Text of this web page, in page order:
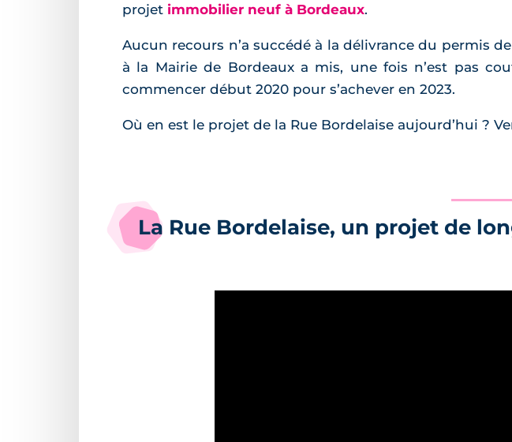
projet immobilier neuf à Bordeaux.
Aucun recours n’a succédé à la délivrance du permis
à la Mairie de Bordeaux a mis, une fois n’est pas
commencer début 2020 pour s’achever en 2023.
Où en est le projet de la Rue Bordelaise aujourd’hui ?
La Rue Bordelaise, un projet de